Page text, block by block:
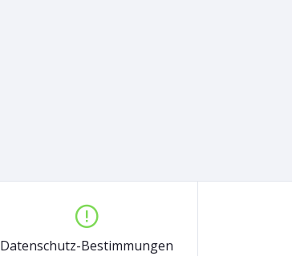
Datenschutz-Bestimmungen